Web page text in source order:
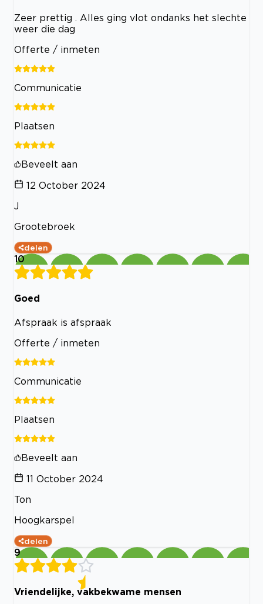
Zeer prettig . Alles ging vlot ondanks het slechte
weer die dag
Offerte / inmeten
Communicatie
Plaatsen
Beveelt aan
12 October 2024
J
Grootebroek
delen
10
Goed
Afspraak is afspraak
Offerte / inmeten
Communicatie
Plaatsen
Beveelt aan
11 October 2024
Ton
Hoogkarspel
delen
9
Vriendelijke, vakbekwame mensen